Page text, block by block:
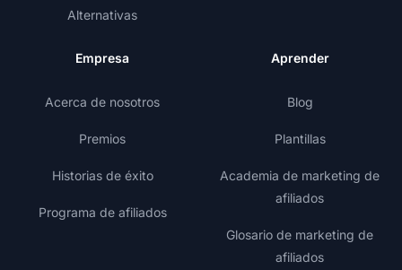
Alternativas
Empresa
Acerca de nosotros
Premios
Historias de éxito
Programa de afiliados
Aprender
Blog
Plantillas
Academia de marketing de
afiliados
Glosario de marketing de
afiliados